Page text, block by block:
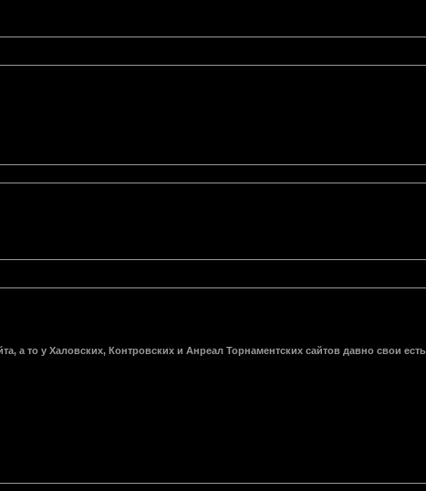
то у Халовских, Контровских и Анреал Торнаментских сайтов давно свои